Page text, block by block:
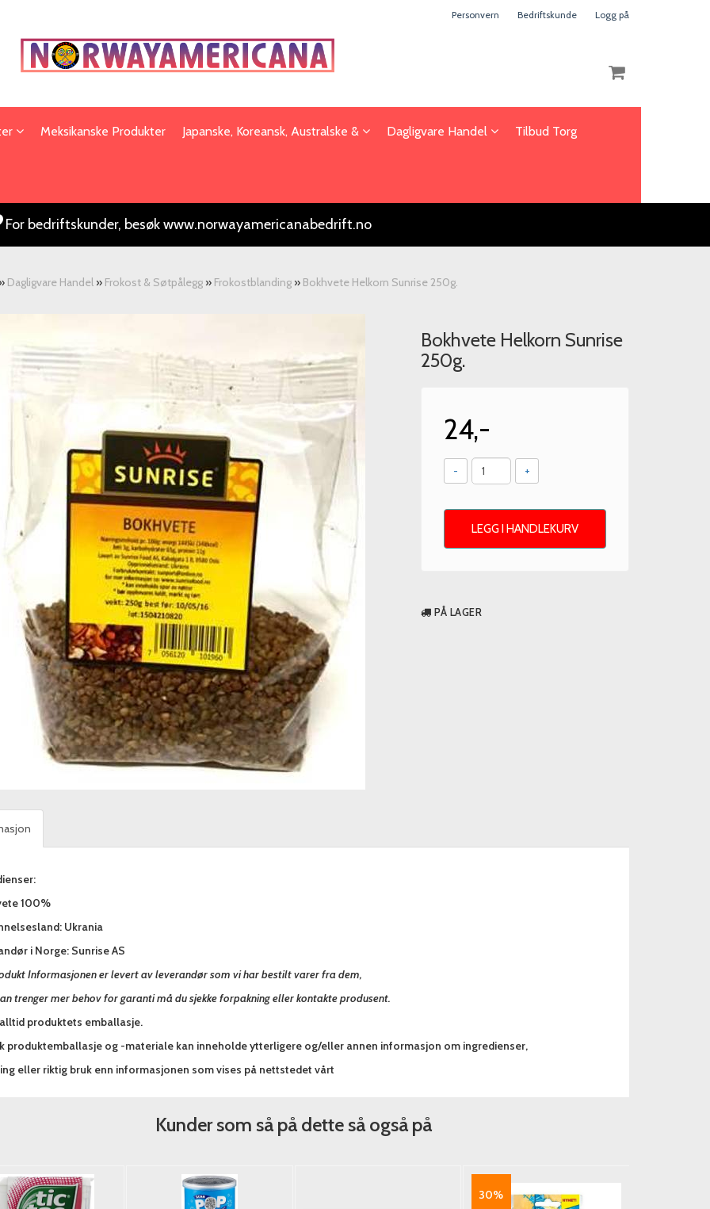
Personvern Bedriftskunde Logg på
Meksikanske Produkter Japanske, Koreansk, Australske & Dagligvare Handel Tilbud Torg
For bedriftskunder, besøk www.norwayamericanabedrift.no
» Dagligvare Handel» Frokost & Søtpålegg» Frokostblanding» Bokhvete Helkorn Sunrise 250g.
Bokhvete Helkorn Sunrise
250g.
24,-
- +
LEGG I HANDLEKURV
PÅ LAGER
100%
Ukrania
i Norge: Sunrise AS
Informasjonen er levert av leverandør som vi har bestilt varer fra dem,
trenger mer behov for garanti må du sjekke forpakning eller kontakte produsent.
produktets emballasje.
produktemballasje og -materiale kan inneholde ytterligere og/eller annen informasjon om ingredienser,
eller riktig bruk enn informasjonen som vises på nettstedet vårt
Kunder som så på dette så også på
30%